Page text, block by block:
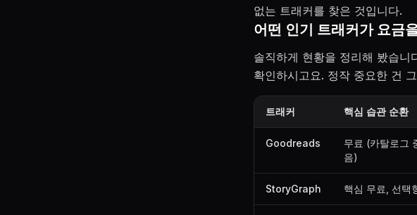
없는 트래커를 찾은 것입니다.
어떤 인기 트래커가 요금
솔직하게 현황을 정리해 봤습니
확인하시고요. 정작 중요한 건
트래커 핵심 습관 순환
Goodreads
무료 (카탈로그
음)
StoryGraph 핵심 무료, 선택